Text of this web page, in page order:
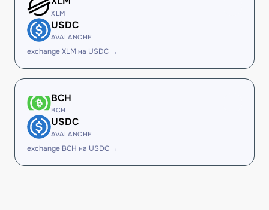
XLM
USDC
AVALANCHE
exchange XLM на USDC →
BCH
BCH
USDC
AVALANCHE
exchange BCH на USDC →